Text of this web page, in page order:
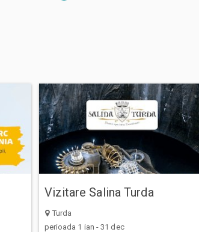
Vizitare Salina Turda
Turda
perioada 1 ian - 31 dec